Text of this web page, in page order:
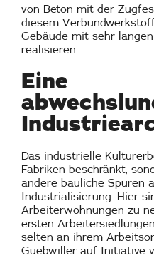
von Beton mit der
diesem
Gebäude mit sehr
realisieren.
Eine
Das industrielle
Fabriken beschränkt,
andere bauliche Spuren
Industrialisierung. Hier
Arbeiterwohnungen zu
ersten
selten an ihrem
Guebwiller auf Initiative